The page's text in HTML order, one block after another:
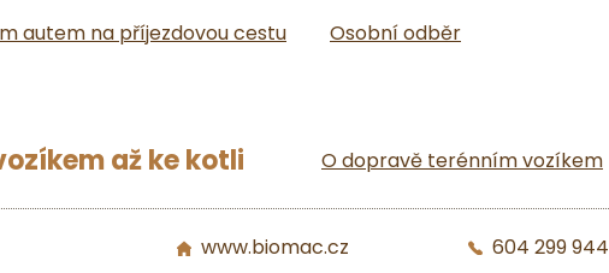
autem na příjezdovou cestu Osobní odběr
až ke kotli O dopravě terénním vozíkem
www.biomac.cz 604 299 944